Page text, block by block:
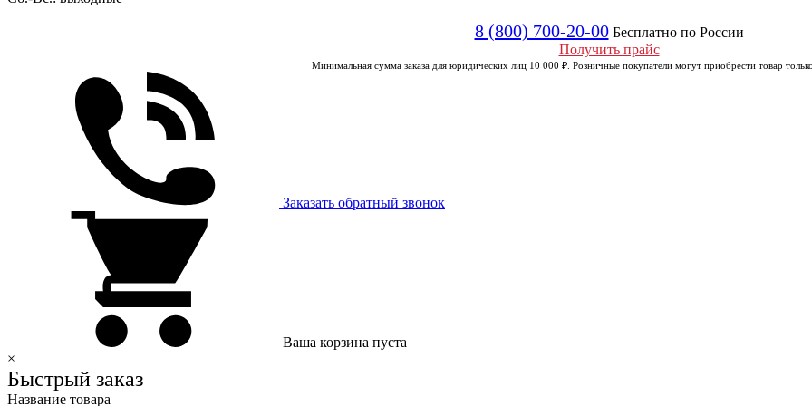
8 (800) 700-20-00 Бесплатно по России
Получить прайс
Минимальная сумма заказа для юридических лиц 10 000 ₽. Розничные покупатели могут приобрести товар
Заказать обратный звонок
Ваша корзина пуста
×
Быстрый заказ
Название товара